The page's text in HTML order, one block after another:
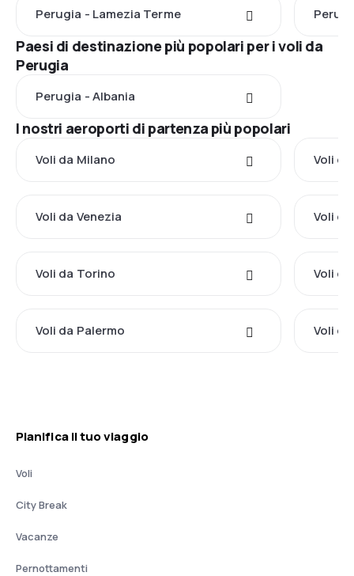
Perugia - Lamezia Terme
Paesi di destinazione più popolari per i voli da
Perugia
Perugia - Albania
I nostri aeroporti di partenza più popolari
Voli da Milano Voli
Voli da Venezia Voli
Voli da Torino Voli
Voli da Palermo Voli
Pianifica il tuo viaggio
Voli
City Break
Vacanze
Pernottamenti